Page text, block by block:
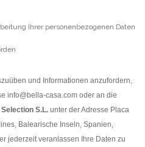
Ihrer personenbezogenen Daten
und Informationen anzufordern,
info@bella-casa.com oder an die
S.L. unter der Adresse Placa
Balearische Inseln, Spanien,
jederzeit veranlassen Ihre Daten zu